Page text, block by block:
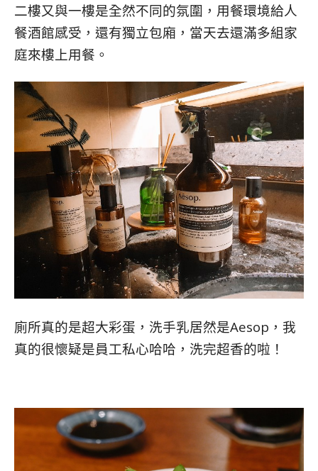
二樓又與一樓是全然不同的氛圍， 用餐環境給人
餐酒館感受，還有獨立包廂，當天去還滿多組家
庭來樓上用餐。
廁所真的是超大彩蛋，洗手乳居然是Aesop，我
真的很懷疑是員工私心哈哈，洗完超香的啦！